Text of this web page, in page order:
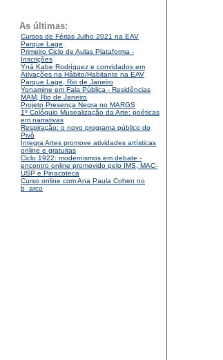
As últimas:
Cursos de Férias Julho 2021 na EAV
Parque Lage
Primeiro Ciclo de Aulas Plataforma -
Inscrições
Yná Kabe Rodríguez e convidados em
Ativações na Hábito/Habitante na EAV
Parque Lage, Rio de Janeiro
Yonamine em Fala Pública - Residências
MAM, Rio de Janeiro
Projeto Presença Negra no MARGS
1º Colóquio Musealização da Arte: poéticas
em narrativas
Respiração: o novo programa público do
Pivô
Integra Artes promove atividades artísticas
online e gratuitas
Ciclo 1922: modernismos em debate -
encontro online promovido pelo IMS, MAC-
USP e Pinacoteca
Curso online com Ana Paula Cohen no
b_arco